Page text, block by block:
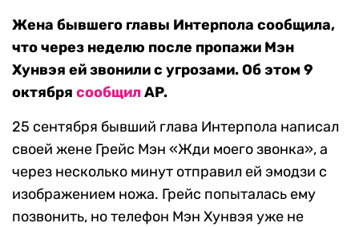
Жена бывшего главы Интерпола сообщила,
что через неделю после пропажи Мэн
Хунвэя ей звонили с угрозами. Об этом 9
октября сообщилAP.
25 сентября бывший глава Интерпола написал
своей жене Грейс Мэн «Жди моего звонка», а
через несколько минут отправил ей эмодзи с
изображением ножа. Грейс попыталась ему
позвонить, но телефон Мэн Хунвэя уже не